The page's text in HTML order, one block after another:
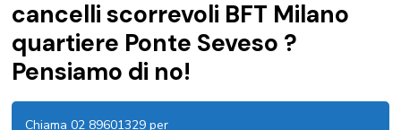
cancelli scorrevoli BFT Milano
quartiere Ponte Seveso ?
Pensiamo di no!
Chiama 02 89601329 per